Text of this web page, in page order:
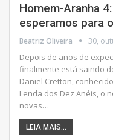
Homem-Aranha
esperamos para
Beatriz Oliveira 30,
Depois de anos de
finalmente está saindo
Daniel Cretton,
Lenda dos Dez Anéis, o
novas…
LEIA MAIS...